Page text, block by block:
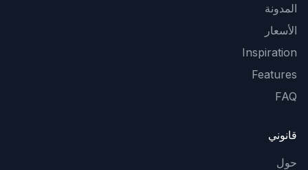
المدونة
الأسعار
Inspiration
Features
FAQ
قانوني
حول